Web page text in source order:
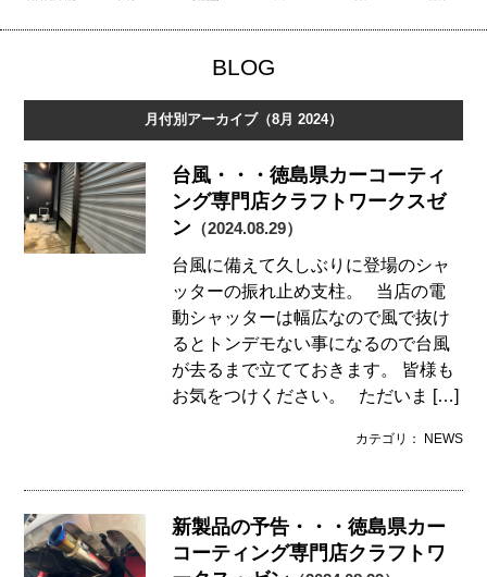
BLOG
月付別アーカイブ（8月 2024）
台風・・・徳島県カーコーティ
ング専門店クラフトワークスゼ
ン （2024.08.29）
台風に備えて久しぶりに登場のシャ
ッターの振れ止め支柱。 当店の電
動シャッターは幅広なので風で抜け
るとトンデモない事になるので台風
が去るまで立てておきます。 皆様も
お気をつけください。 ただいま […]
カテゴリ： NEWS
新製品の予告・・・徳島県カー
コーティング専門店クラフトワ